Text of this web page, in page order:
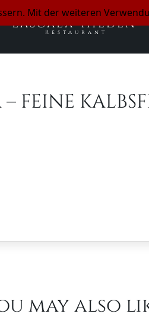
LaScala-Hilden
Restaurant
may also
Mit der weiteren